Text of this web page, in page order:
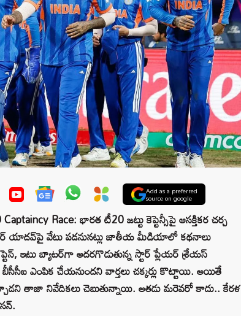
Add as a preferred
source on google
Race: భారత టీ20 జట్టు కెప్టెన్సీపై ఆసక్తికర చర్చ
యాదవ్‌పై వేటు పడనునట్లు జాతీయ మీడియాలో కథనాలు
ఇటు బ్యాటర్‌గా అదరగొడుతున్న స్టార్ ప్లేయర్ శ్రేయస్
ఎంపిక చేయనుందని వార్తలు చక్కర్లు కొట్టాయి. అయితే
తాజా నివేదికలు చెబుతున్నాయి. అతడు మరెవరో కాదు.. కేరళ